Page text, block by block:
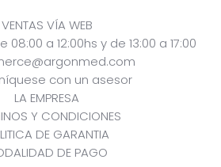
VENTAS VÍA WEB
08:00 a 12:00hs y de 13:00 a 17:00
con un asesor
LA EMPRESA
Y CONDICIONES
DE GARANTIA
DE PAGO